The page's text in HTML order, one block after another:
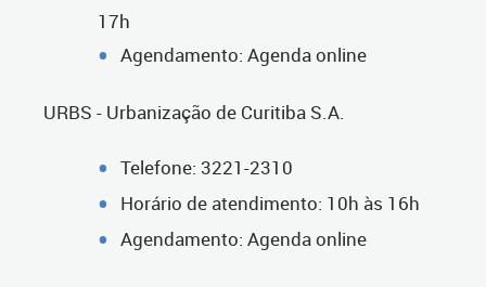
17h
Agendamento: Agenda online
URBS - Urbanização de Curitiba S.A.
Telefone: 3221-2310
Horário de atendimento: 10h às 16h
Agendamento: Agenda online